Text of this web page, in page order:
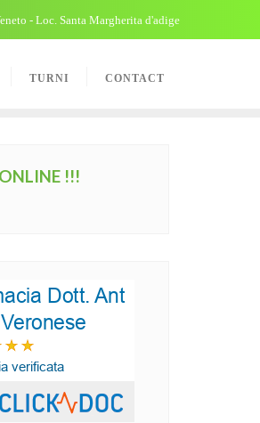
- Loc. Santa Margherita d'adige
TURNI CONTACT
!!!